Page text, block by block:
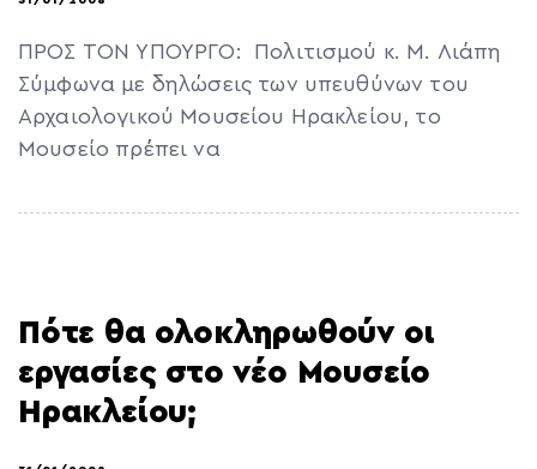
ΠΡΟΣ ΤΟΝ ΥΠΟΥΡΓΟ: Πολιτισμού κ. Μ. Λιάπη
Σύμφωνα με δηλώσεις των υπευθύνων του
Αρχαιολογικού Μουσείου Ηρακλείου, το
Μουσείο πρέπει να
Πότε θα ολοκληρωθούν οι
εργασίες στο νέο Μουσείο
Ηρακλείου;